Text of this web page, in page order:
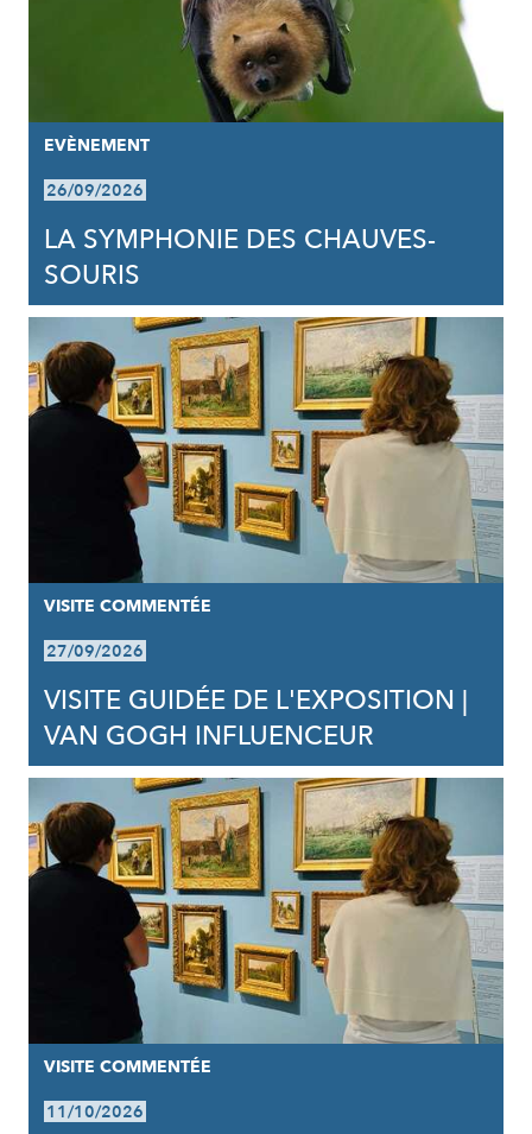
EVÈNEMENT
26/09/2026
LA SYMPHONIE DES CHAUVES-
SOURIS
VISITE COMMENTÉE
27/09/2026
VISITE GUIDÉE DE L'EXPOSITION |
VAN GOGH INFLUENCEUR
VISITE COMMENTÉE
11/10/2026